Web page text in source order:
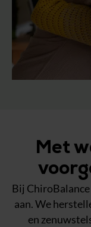
Met
Bij
aan. We
en